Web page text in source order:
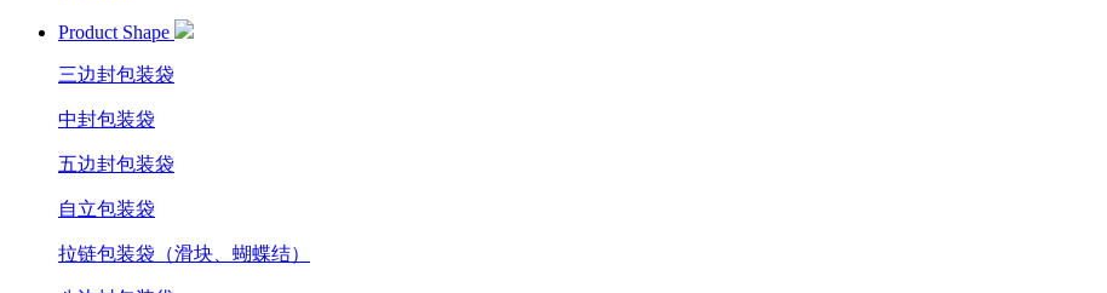
Product Shape
三边封包装袋
中封包装袋
五边封包装袋
自立包装袋
拉链包装袋（滑块、蝴蝶结）